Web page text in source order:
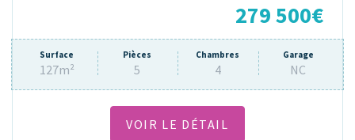
279 500€
Surface
127m²
Pièces
5
Chambres
4
Garage
NC
VOIR LE DÉTAIL